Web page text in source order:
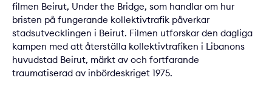
filmen Beirut, Under the Bridge, som handlar om hur
bristen på fungerande kollektivtrafik påverkar
stadsutvecklingen i Beirut. Filmen utforskar den dagliga
kampen med att återställa kollektivtrafiken i Libanons
huvudstad Beirut, märkt av och fortfarande
traumatiserad av inbördeskriget 1975.